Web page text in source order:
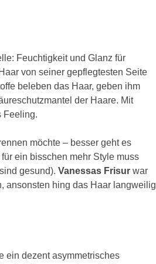
Feuchtigkeit und Glanz für
von seiner gepflegtesten Seite
beleben das Haar, geben ihm
der Haare. Mit
Feeling.
möchte – besser geht es
ein bisschen mehr Style muss
gesund). Vanessas Frisur war
ansonsten hing das Haar langweilig
ein dezent asymmetrisches